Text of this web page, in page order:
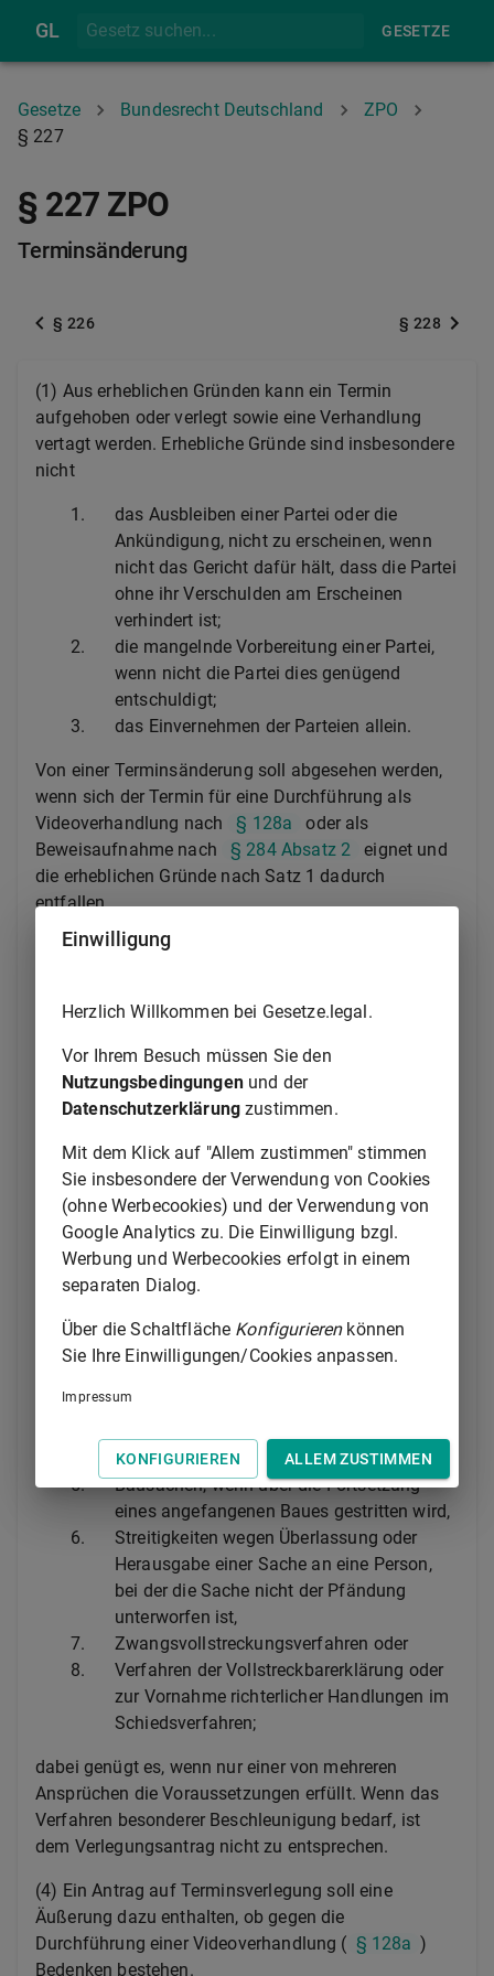
GL GESETZE
Gesetze Bundesrecht Deutschland
ZPO
§ 227
§ 227 ZPO
Terminsänderung
§ 226 § 228
(1) Aus erheblichen Gründen kann ein Termin
aufgehoben oder verlegt sowie eine Verhandlung
vertagt werden. Erhebliche Gründe sind insbesondere
nicht
1.
das Ausbleiben einer Partei oder die
Ankündigung, nicht zu erscheinen, wenn
nicht das Gericht dafür hält, dass die Partei
ohne ihr Verschulden am Erscheinen
verhindert ist;
2.
die mangelnde Vorbereitung einer Partei,
wenn nicht die Partei dies genügend
entschuldigt;
3.
das Einvernehmen der Parteien allein.
Von einer Terminsänderung soll abgesehen werden,
wenn sich der Termin für eine Durchführung als
Videoverhandlung nach
§ 128a
oder als
Beweisaufnahme nach
§ 284 Absatz 2
eignet und
die erheblichen Gründe nach Satz 1 dadurch
entfallen.
(2) Die erheblichen Gründe sind auf Verlangen des
Gerichts glaubhaft zu machen.
(3) Ein für die Zeit vom 1. Juli bis 31. August
bestimmter Termin, mit Ausnahme eines Termins zur
Verkündung einer Entscheidung, ist auf Antrag
innerhalb einer Woche nach Zugang der Ladung oder
Terminsbestimmung zu verlegen. Dies gilt nicht für
1.
Arrestsachen oder die eine einstweilige
Verfügung oder einstweilige Anordnung
betreffenden Sachen,
Streitigkeiten wegen Überlassung,
Benutzung, Räumung oder Herausgabe von
Räumen oder wegen Fortsetzung des
Mietverhältnisses über Wohnraum auf
Bürgerlichen Gesetzbuchs,
Wechsel- oder Scheckprozesse,
5.
Bausachen, wenn über die Fortsetzung
eines angefangenen Baues gestritten wird,
6.
Streitigkeiten wegen Überlassung oder
Herausgabe einer Sache an eine Person,
bei der die Sache nicht der Pfändung
unterworfen ist,
7.
Zwangsvollstreckungsverfahren oder
8.
Verfahren der Vollstreckbarerklärung oder
zur Vornahme richterlicher Handlungen im
Schiedsverfahren;
dabei genügt es, wenn nur einer von mehreren
Ansprüchen die Voraussetzungen erfüllt. Wenn das
Verfahren besonderer Beschleunigung bedarf, ist
dem Verlegungsantrag nicht zu entsprechen.
(4) Ein Antrag auf Terminsverlegung soll eine
Äußerung dazu enthalten, ob gegen die
Durchführung einer Videoverhandlung ( § 128a )
Bedenken bestehen.
Einwilligung
Herzlich Willkommen bei Gesetze.legal.
Vor Ihrem Besuch müssen Sie den
Nutzungsbedingungenund der
Datenschutzerklärung zustimmen.
Mit dem Klick auf "Allem zustimmen" stimmen
Sie insbesondere der Verwendung von Cookies
(ohne Werbecookies) und der Verwendung von
Google Analytics zu. Die Einwilligung bzgl.
Werbung und Werbecookies erfolgt in einem
separaten Dialog.
Über die Schaltfläche Konfigurierenkönnen
Sie Ihre Einwilligungen/Cookies anpassen.
Impressum
KONFIGURIEREN ALLEM ZUSTIMMEN